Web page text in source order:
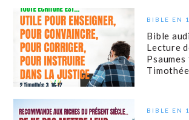
BIBLE EN
Bible
Lecture
BIBLE EN